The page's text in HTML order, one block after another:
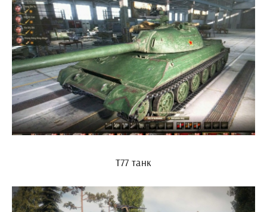
T77 танк